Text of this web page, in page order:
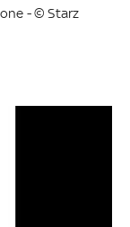
- © Starz